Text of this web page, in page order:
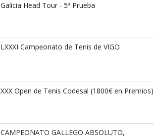
Galicia Head Tour - 5ª Prueba
LXXXI Campeonato de Tenis de VIGO
XXX Open de Tenis Codesal (1800€ en Premios)
CAMPEONATO GALLEGO ABSOLUTO,